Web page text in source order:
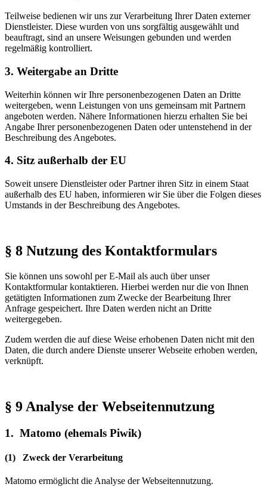
Teilweise bedienen wir uns zur Verarbeitung Ihrer Daten externer
Dienstleister. Diese wurden von uns sorgfältig ausgewählt und
beauftragt, sind an unsere Weisungen gebunden und werden
regelmäßig kontrolliert.
3. Weitergabe an Dritte
Weiterhin können wir Ihre personenbezogenen Daten an Dritte
weitergeben, wenn Leistungen von uns gemeinsam mit Partnern
angeboten werden. Nähere Informationen hierzu erhalten Sie bei
Angabe Ihrer personenbezogenen Daten oder untenstehend in der
Beschreibung des Angebotes.
4. Sitz außerhalb der EU
Soweit unsere Dienstleister oder Partner ihren Sitz in einem Staat
außerhalb des EU haben, informieren wir Sie über die Folgen dieses
Umstands in der Beschreibung des Angebotes.
§ 8 Nutzung des Kontaktformulars
Sie können uns sowohl per E-Mail als auch über unser
Kontaktformular kontaktieren. Hierbei werden nur die von Ihnen
getätigten Informationen zum Zwecke der Bearbeitung Ihrer
Anfrage gespeichert. Ihre Daten werden nicht an Dritte
weitergegeben.
Zudem werden die auf diese Weise erhobenen Daten nicht mit den
Daten, die durch andere Dienste unserer Webseite erhoben werden,
verknüpft.
§ 9 Analyse der Webseitennutzung
1. Matomo (ehemals Piwik)
(1) Zweck der Verarbeitung
Matomo ermöglicht die Analyse der Webseitennutzung.